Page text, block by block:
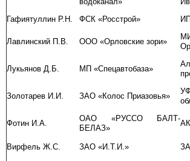
Гафиятуллин Р.Н.
ФСК «Росстрой»
Лавлинский П.В. ООО «Орловские зори»
Лукьянов Д.Б. МП «Спецавтобаза»
Золотарев И.И. ЗАО «Колос Приазовья»
Фотин И.А.
ОАО «РУССО БАЛТ-
БЕЛАЗ»
Вирфель Ж.С. ЗАО «И.Т.И.»